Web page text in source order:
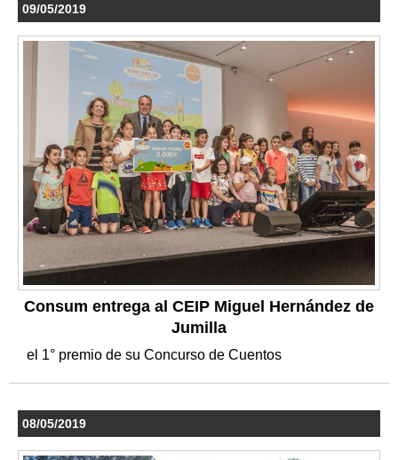
09/05/2019
Consum entrega al CEIP Miguel Hernández de
Jumilla
el 1° premio de su Concurso de Cuentos
08/05/2019